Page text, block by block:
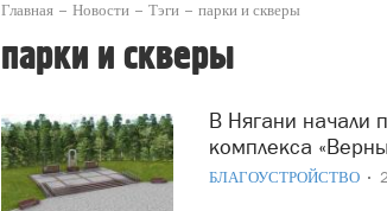
Главная Новости Тэги парки и скверы
парки и скверы
В Нягани начали подготовку к установке мемориального
комплекса
БЛАГОУСТРОЙСТВО